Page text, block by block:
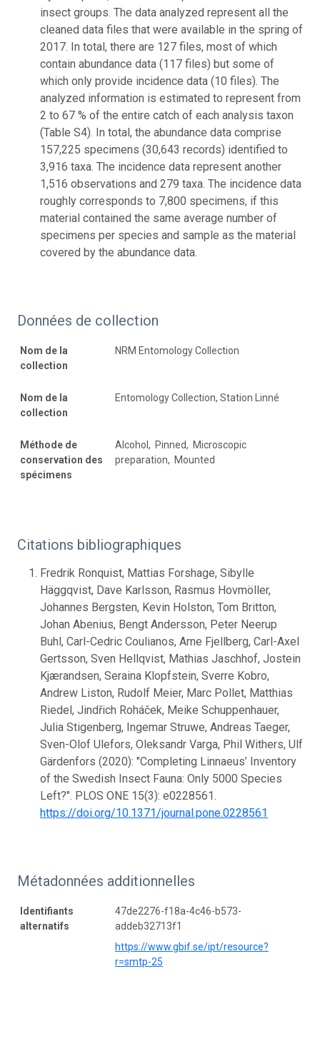
insect groups. The data analyzed represent all the
cleaned data files that were available in the spring of
2017. In total, there are 127 files, most of which
contain abundance data (117 files) but some of
which only provide incidence data (10 files). The
analyzed information is estimated to represent from
2 to 67 % of the entire catch of each analysis taxon
(Table S4). In total, the abundance data comprise
157,225 specimens (30,643 records) identified to
3,916 taxa. The incidence data represent another
1,516 observations and 279 taxa. The incidence data
roughly corresponds to 7,800 specimens, if this
material contained the same average number of
specimens per species and sample as the material
covered by the abundance data.
Données de collection
Nom de la
collection
NRM Entomology Collection
Nom de la
collection
Entomology Collection, Station Linné
Méthode de
conservation des
spécimens
Alcohol, Pinned, Microscopic
preparation, Mounted
Citations bibliographiques
Fredrik Ronquist, Mattias Forshage, Sibylle
Häggqvist, Dave Karlsson, Rasmus Hovmöller,
Johannes Bergsten, Kevin Holston, Tom Britton,
Johan Abenius, Bengt Andersson, Peter Neerup
Buhl, Carl-Cedric Coulianos, Arne Fjellberg, Carl-Axel
Gertsson, Sven Hellqvist, Mathias Jaschhof, Jostein
Kjærandsen, Seraina Klopfstein, Sverre Kobro,
Andrew Liston, Rudolf Meier, Marc Pollet, Matthias
Riedel, Jindřich Roháček, Meike Schuppenhauer,
Julia Stigenberg, Ingemar Struwe, Andreas Taeger,
Sven-Olof Ulefors, Oleksandr Varga, Phil Withers, Ulf
Gärdenfors (2020): "Completing Linnaeus’ Inventory
of the Swedish Insect Fauna: Only 5000 Species
Left?". PLOS ONE 15(3): e0228561.
https://doi.org/10.1371/journal.pone.0228561
Métadonnées additionnelles
Identifiants
alternatifs
47de2276-f18a-4c46-b573-
addeb32713f1
https://www.gbif.se/ipt/resource?
r=smtp-25